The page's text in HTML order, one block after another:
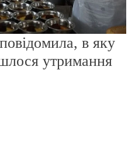
в яку
утримання